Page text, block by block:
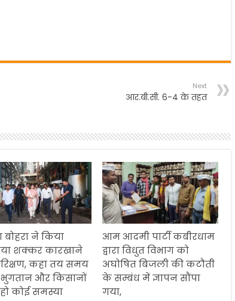
Next
आर.बी.सी. 6-4 के तहत
बोहरा ने किया
शक्कर कारखाने
कहा तय समय
भुगतान और किसानों
कोई समस्या
आम आदमी पार्टी कबीरधाम
द्वारा विधुत विभाग को
अघोषित बिजली की कटौती
के सम्बंध में ज्ञापन सौंपा
गया,